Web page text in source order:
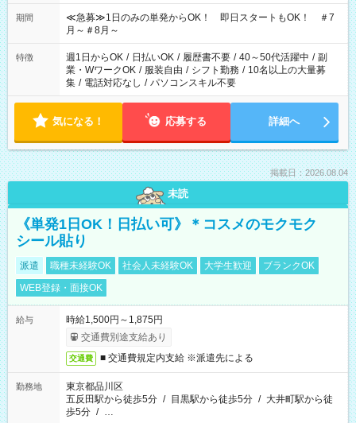
17:00～22:00 13:00～22:00 22:00～翌6:00 など
期間
≪急募≫1日のみの単発からOK！ 即日スタートもOK！ ＃7
月～＃8月～
特徴 週1日からOK / 日払いOK / 履歴書不要 / 40～50代活躍中 / 副
業・WワークOK / 服装自由 / シフト勤務 / 10名以上の大量募
集 / 電話対応なし / パソコンスキル不要
気になる！ 応募する 詳細へ
掲載日：2026.08.04
未読
《単発1日OK！日払い可》＊コスメのモクモク
シール貼り
派遣 職種未経験OK 社会人未経験OK 大学生歓迎
ブランクOK
WEB登録・面接OK
給与
時給1,500円～1,875円
交通費別途支給あり
交通費 ■ 交通費規定内支給 ※派遣先による
勤務地
東京都品川区
五反田駅から徒歩5分 / 目黒駅から徒歩5分 / 大井町駅から徒
歩5分 / …